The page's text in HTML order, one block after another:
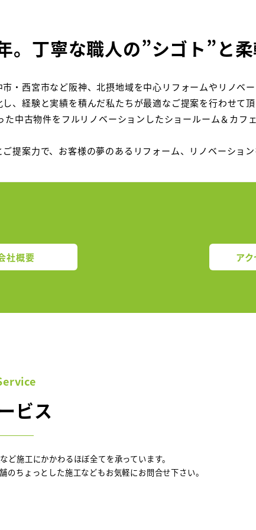
。丁寧な職人の”シゴト”と
・西宮市など阪神、北摂地域を中心リフォームやリノベー
、経験と実績を積んだ私たちが最適なご提案を行わせて頂
た中古物件をフルリノベーションしたショールーム＆カフ
提案力で、お客様の夢のあるリフォーム、リノベーション
社概要 ア
ビス
ど施工にかかわるほぼ全てを承っています。
ちょっとした施工などもお気軽にお問合せ下さい。